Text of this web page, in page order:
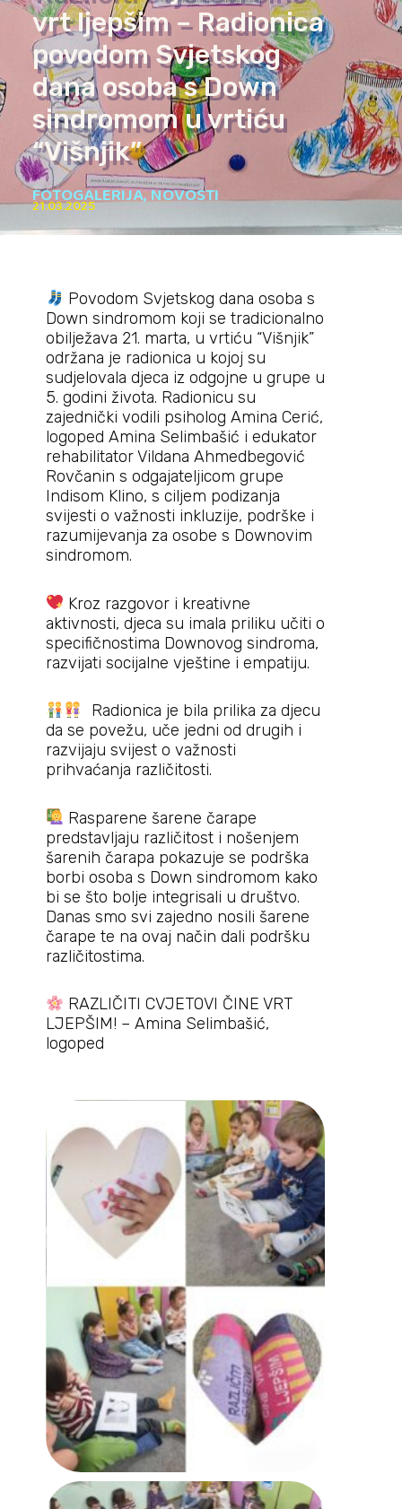
vrt ljepšim – Radionica
povodom Svjetskog
dana osoba s Down
sindromom u vrtiću
“Višnjik”
FOTOGALERIJA,NOVOSTI
21.03.2025
Povodom Svjetskog dana osoba s
Down sindromom koji se tradicionalno
obilježava 21. marta, u vrtiću “Višnjik”
održana je radionica u kojoj su
sudjelovala djeca iz odgojne u grupe u
5. godini života. Radionicu su
zajednički vodili psiholog Amina Cerić,
logoped Amina Selimbašić i edukator
rehabilitator Vildana Ahmedbegović
Rovčanin s odgajateljicom grupe
Indisom Klino, s ciljem podizanja
svijesti o važnosti inkluzije, podrške i
razumijevanja za osobe s Downovim
sindromom.
Kroz razgovor i kreativne
aktivnosti, djeca su imala priliku učiti o
specifičnostima Downovog sindroma,
razvijati socijalne vještine i empatiju.
Radionica je bila prilika za djecu
da se povežu, uče jedni od drugih i
razvijaju svijest o važnosti
prihvaćanja različitosti.
Rasparene šarene čarape
predstavljaju različitost i nošenjem
šarenih čarapa pokazuje se podrška
borbi osoba s Down sindromom kako
bi se što bolje integrisali u društvo.
Danas smo svi zajedno nosili šarene
čarape te na ovaj način dali podršku
različitostima.
RAZLIČITI CVJETOVI ČINE VRT
LJEPŠIM! – Amina Selimbašić,
logoped